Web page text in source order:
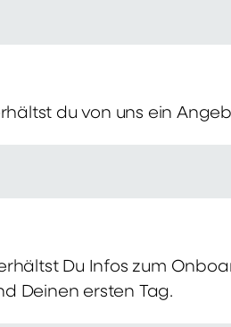
du von uns ein
Du Infos zum
Deinen ersten Tag.